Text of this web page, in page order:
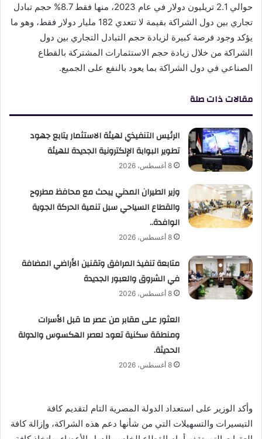
حوالي 2.1 تريليون دولار في عام 2023، منها فقط 8.7% حجم تبادل
تجاري بين دول الشراكة بقيمة لا تتعدي 182 مليار دولار فقط، وهو ما
يؤكد وجود فرصة كبيرة لزيادة حجم التبادل التجاري بين دول
الشراكة من خلال زيادة حجم الاستثمارات المشتركة بالقطاع
الصناعي في دول الشراكة بما يعود بالنفع على الجميع.
مقالات ذات صلة
الرئيس التنفيذي لهيئة الاستثمار يتابع جهود
تطوير البوابة الإلكترونية الجديدة للهيئة
8 أغسطس، 2026
وزير الطيران المدني يبحث مع محافظ مطروح
والقطاع السياحي سبل تنمية الحركة الجوية
الوافدة..
8 أغسطس، 2026
متابعة تنفيذ المرافق وتقنين الأراضي المضافة
في الشروق والعبور الجديدة
8 أغسطس، 2026
العثور على مقابر من عصر ما قبل الأسرات
ومنطقة سكنية تعود لعصر الهكسوس والدولة
الحديثة.
8 أغسطس، 2026
وأكد الوزير على استعداد الدولة المصرية التام لتقديم كافة
التيسيرات والتسهيلات التي من شأنها دعم هذه الشراكة، وإزالة كافة